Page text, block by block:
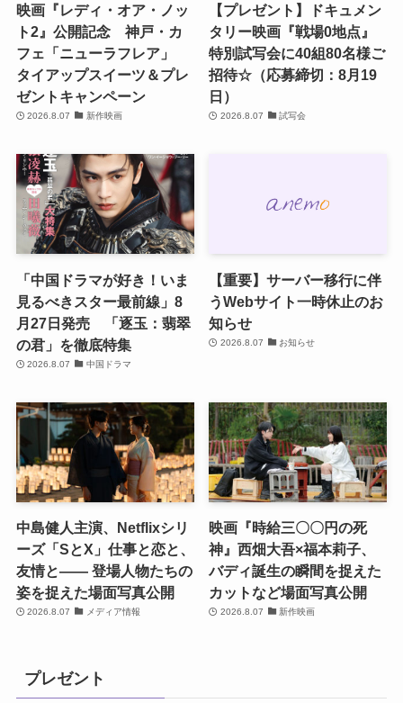
映画『レディ・オア・ノッ
ト2』公開記念 神戸・カ
フェ「ニューラフレア」
タイアップスイーツ＆プレ
ゼントキャンペーン
2026.8.07 新作映画
【プレゼント】ドキュメン
タリー映画『戦場0地点』
特別試写会に40組80名様ご
招待☆（応募締切：8月19
日）
2026.8.07 試写会
「中国ドラマが好き！いま
見るべきスター最前線」8
月27日発売 「逐玉：翡翠
の君」を徹底特集
2026.8.07 中国ドラマ
【重要】サーバー移行に伴
うWebサイト一時休止のお
知らせ
2026.8.07 お知らせ
中島健人主演、Netflixシリ
ーズ「SとX」仕事と恋と、
友情と―― 登場人物たちの
姿を捉えた場面写真公開
2026.8.07 メディア情報
映画『時給三〇〇円の死
神』西畑大吾×福本莉子、
バディ誕生の瞬間を捉えた
カットなど場面写真公開
2026.8.07 新作映画
プレゼント